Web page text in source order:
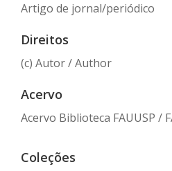
Artigo de jornal/periódico
Direitos
(c) Autor / Author
Acervo
Acervo Biblioteca FAUUSP /
Coleções